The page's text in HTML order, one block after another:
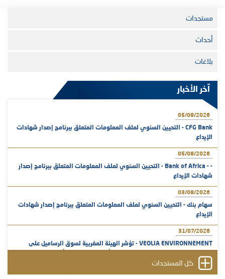
مستجدات
أحداث
بلاغات
آخر الأخبار
05/08/2026
CFG Bank - التحيين السنوي لملف المعلومات المتعلق ببرنامج إصدار شهادات
الإيداع
05/08/2026
- - Bank of Africa - التحيين السنوي لملف المعلومات المتعلق ببرنامج إصدار
شهادات الإيداع
03/08/2026
سهام بنك - التحيين السنوي لملف المعلومات المتعلق ببرنامج إصدار شهادات
الإيداع
31/07/2026
VEOLIA ENVIRONNEMENT - تؤشر الهيئة المغربية لسوق الرساميل على
29/07/2026
كل المستجدات